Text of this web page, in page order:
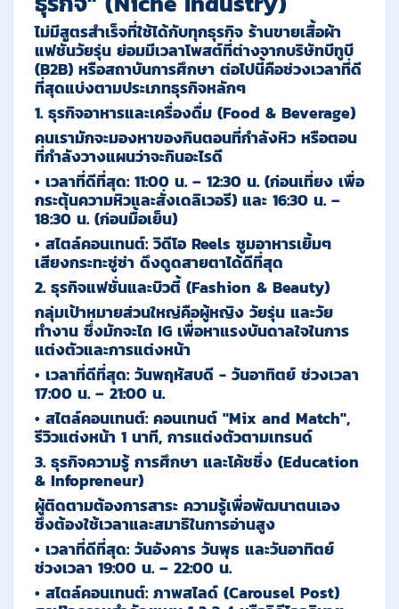
ไม่มีสูตรสำเร็จที่ใช้ได้กับทุกธุรกิจ ร้านขายเสื้อผ้า
แฟชั่นวัยรุ่น ย่อมมีเวลาโพสต์ที่ต่างจากบริษัทบีทูบี
(B2B) หรือสถาบันการศึกษา ต่อไปนี้คือช่วงเวลาที่ดี
ที่สุดแบ่งตามประเภทธุรกิจหลักๆ
1. ธุรกิจอาหารและเครื่องดื่ม (Food & Beverage)
คนเรามักจะมองหาของกินตอนที่กำลังหิว หรือตอน
ที่กำลังวางแผนว่าจะกินอะไรดี
• เวลาที่ดีที่สุด: 11:00 น. – 12:30 น. (ก่อนเที่ยง เพื่อ
กระตุ้นความหิวและสั่งเดลิเวอรี) และ 16:30 น. –
18:30 น. (ก่อนมื้อเย็น)
• สไตล์คอนเทนต์:วิดีโอ Reels ซูมอาหารเยิ้มๆ
เสียงกระทะซู่ซ่า ดึงดูดสายตาได้ดีที่สุด
2. ธุรกิจแฟชั่นและบิวตี้ (Fashion & Beauty)
กลุ่มเป้าหมายส่วนใหญ่คือผู้หญิง วัยรุ่น และวัย
ทำงาน ซึ่งมักจะไถ IG เพื่อหาแรงบันดาลใจในการ
แต่งตัวและการแต่งหน้า
• เวลาที่ดีที่สุด: วันพฤหัสบดี - วันอาทิตย์ ช่วงเวลา
17:00 น. – 21:00 น.
• สไตล์คอนเทนต์: คอนเทนต์ "Mix and Match",
รีวิวแต่งหน้า 1 นาที, การแต่งตัวตามเทรนด์
3. ธุรกิจความรู้ การศึกษา และโค้ชชิ่ง (Education
& Infopreneur)
ผู้ติดตามต้องการสาระ ความรู้เพื่อพัฒนาตนเอง
ซึ่งต้องใช้เวลาและสมาธิในการอ่านสูง
• เวลาที่ดีที่สุด: วันอังคาร วันพุธ และวันอาทิตย์
ช่วงเวลา 19:00 น. – 22:00 น.
• สไตล์คอนเทนต์: ภาพสไลด์ (Carousel Post)